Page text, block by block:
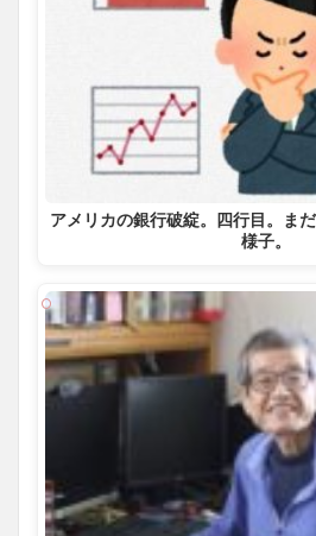
アメリカの銀行破綻。四行目。ま
様子。